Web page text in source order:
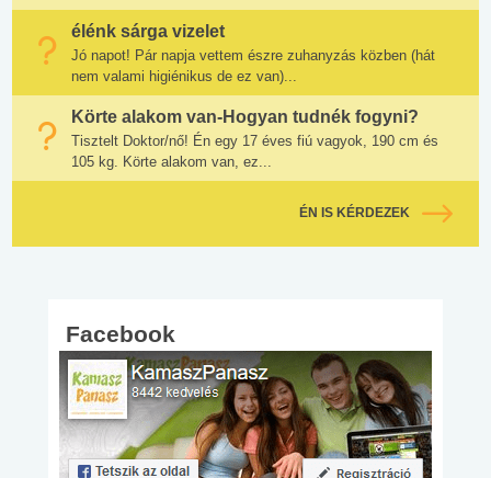
élénk sárga vizelet
Jó napot! Pár napja vettem észre zuhanyzás közben (hát
nem valami higiénikus de ez van)...
Körte alakom van-Hogyan tudnék fogyni?
Tisztelt Doktor/nő! Én egy 17 éves fiú vagyok, 190 cm és
105 kg. Körte alakom van, ez...
ÉN IS KÉRDEZEK
Facebook